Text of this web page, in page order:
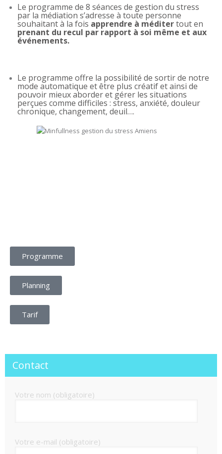
Le programme de 8 séances de gestion du stress
par la médiation s’adresse à toute personne
souhaitant à la fois apprendre à méditertout en
prenant du recul par rapport à soi même et aux
événements.
Le programme offre la possibilité de sortir de notre
mode automatique et être plus créatif et ainsi de
pouvoir mieux aborder et gérer les situations
perçues comme difficiles : stress, anxiété, douleur
chronique, changement, deuil….
Programme
Planning
Tarif
Contact
Votre nom (obligatoire)
Votre e-mail (obligatoire)